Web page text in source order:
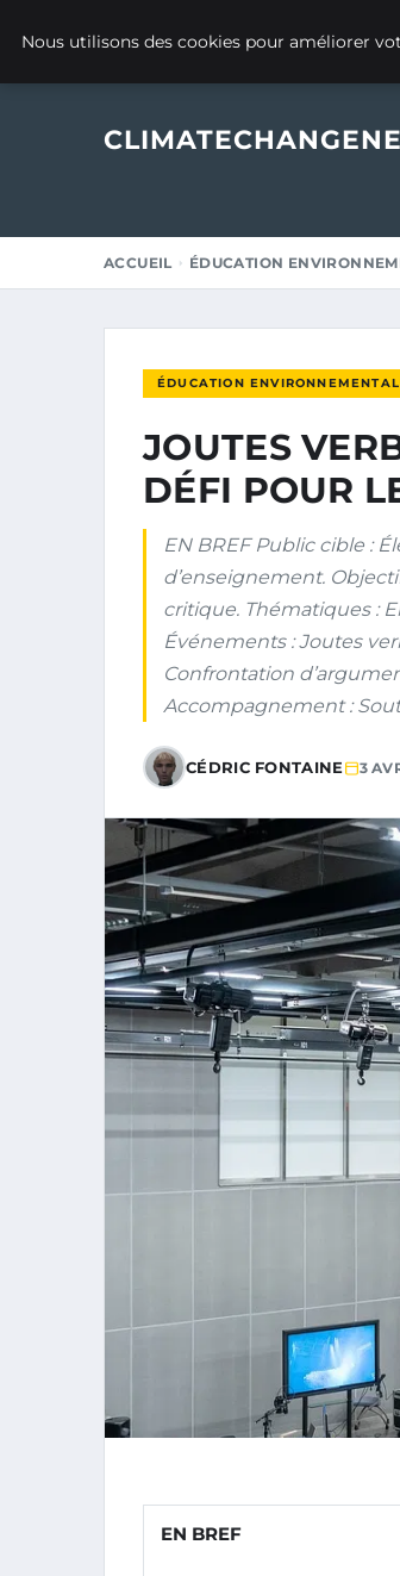
ACCUEIL ÉDUCATION
ÉDUCATION
JOUTES
DÉFI POUR
EN BREF Public cible :
d’enseignement.
critique. Thématiques :
Événements : Joutes
Confrontation
Accompagnement :
CÉDRIC FONTAINE 3
EN BREF
Nous utilisons des cookies pour améliorer